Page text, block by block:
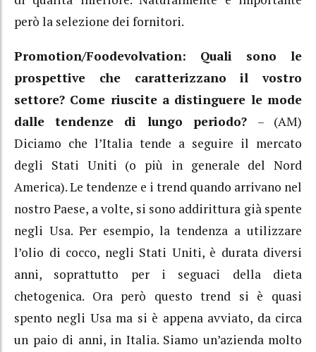
però la selezione dei fornitori.
Promotion/Foodevolvation: Quali sono le
prospettive che caratterizzano il vostro
settore? Come riuscite a distinguere le mode
dalle tendenze di lungo periodo? – (AM)
Diciamo che l’Italia tende a seguire il mercato
degli Stati Uniti (o più in generale del Nord
America). Le tendenze e i trend quando arrivano nel
nostro Paese, a volte, si sono addirittura già spente
negli Usa. Per esempio, la tendenza a utilizzare
l’olio di cocco, negli Stati Uniti, è durata diversi
anni, soprattutto per i seguaci della dieta
chetogenica. Ora però questo trend si è quasi
spento negli Usa ma si è appena avviato, da circa
un paio di anni, in Italia. Siamo un’azienda molto